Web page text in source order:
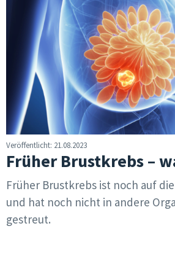
Veröffentlicht: 21.08.2023
Früher Brustkrebs –
Früher Brustkrebs ist noch auf
und hat noch nicht in andere
gestreut.